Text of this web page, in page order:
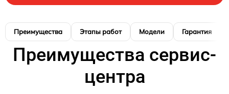
Преимущества Этапы работ Модели Гарантия
Преимущества сервис-
центра